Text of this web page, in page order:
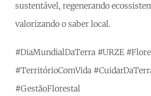
sustentável, regenerando
valorizando o saber local.
#DiaMundialDaTerra #URZE
#TerritórioComVida
#GestãoFlorestal